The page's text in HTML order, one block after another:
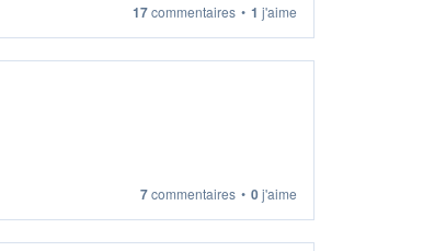
17commentaires • 1 j'aime
7commentaires • 0j'aime